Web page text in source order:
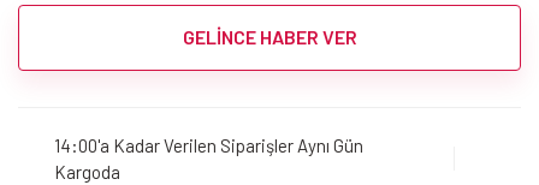
GELİNCE HABER VER
14:00'a Kadar Verilen Siparişler Aynı Gün
Kargoda